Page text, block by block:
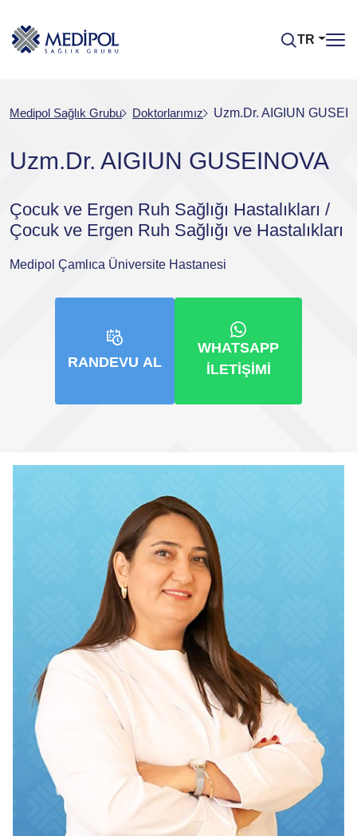
TR
Medipol Sağlık Grubu Doktorlarımız Uzm.Dr. AIGIUN
Uzm.Dr. AIGIUN GUSEINOVA
Çocuk ve Ergen Ruh Sağlığı Hastalıkları /
Çocuk ve Ergen Ruh Sağlığı ve Hastalıkları
Medipol Çamlıca Üniversite Hastanesi
RANDEVU AL
WHATSAPP
İLETIŞIMI